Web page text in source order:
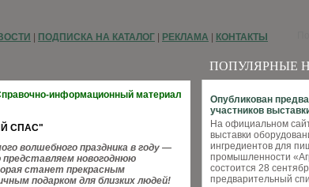
ПОПУЛЯРНЫЕ
Опубликован
участников
На официальном
выставки
ингредиентов для
промышленности
состоится 28
предварительный
ПОДПИСКА НА КАТАЛОГ РЕКЛАМА КОНТАКТЫ
информационный материал
СПАС"
волшебного праздника в году —
новогоднюю
станет прекрасным
подарком для близких людей!